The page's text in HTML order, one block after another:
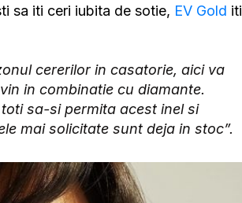
sa iti ceri iubita de sotie, EV Gold iti
cererilor in casatorie, aici va
in combinatie cu diamante.
sa-si permita acest inel si
mai solicitate sunt deja in stoc”.